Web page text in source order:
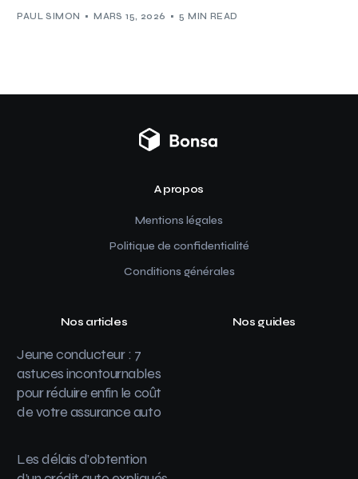
PAUL SIMON MARS 15, 2026 5 MIN READ
A propos
Mentions légales
Politique de confidentialité
Conditions générales
Nos articles
Jeune conducteur : 7
astuces incontournables
pour réduire enfin le coût
de votre assurance auto
Les délais d’obtention
Nos guides